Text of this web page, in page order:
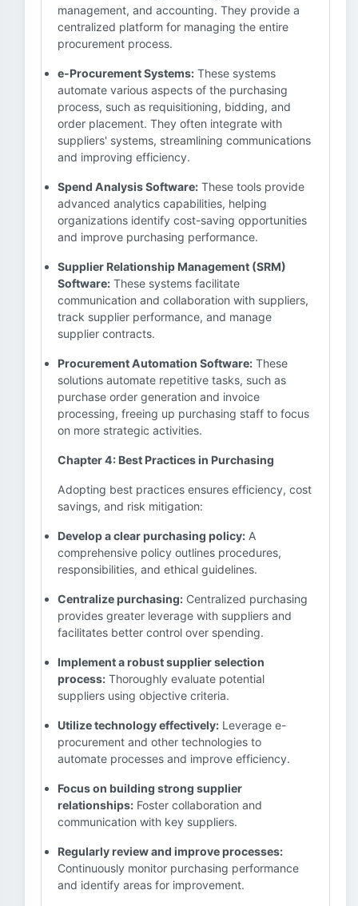
management, and accounting. They provide a
centralized platform for managing the entire
procurement process.
e-Procurement Systems: These systems
automate various aspects of the purchasing
process, such as requisitioning, bidding, and
order placement. They often integrate with
suppliers' systems, streamlining communications
and improving efficiency.
Spend Analysis Software: These tools provide
advanced analytics capabilities, helping
organizations identify cost-saving opportunities
and improve purchasing performance.
Supplier Relationship Management (SRM)
Software: These systems facilitate
communication and collaboration with suppliers,
track supplier performance, and manage
supplier contracts.
Procurement Automation Software: These
solutions automate repetitive tasks, such as
purchase order generation and invoice
processing, freeing up purchasing staff to focus
on more strategic activities.
Chapter 4: Best Practices in Purchasing
Adopting best practices ensures efficiency, cost
savings, and risk mitigation:
Develop a clear purchasing policy: A
comprehensive policy outlines procedures,
responsibilities, and ethical guidelines.
Centralize purchasing: Centralized purchasing
provides greater leverage with suppliers and
facilitates better control over spending.
Implement a robust supplier selection
process: Thoroughly evaluate potential
suppliers using objective criteria.
Utilize technology effectively: Leverage e-
procurement and other technologies to
automate processes and improve efficiency.
Focus on building strong supplier
relationships: Foster collaboration and
communication with key suppliers.
Regularly review and improve processes:
Continuously monitor purchasing performance
and identify areas for improvement.